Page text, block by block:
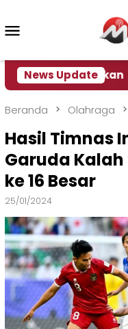
konten
News Update
Kebijakan
Beranda Olahraga
Hasil Timnas
Garuda Kalah
ke 16 Besar
25/01/2024